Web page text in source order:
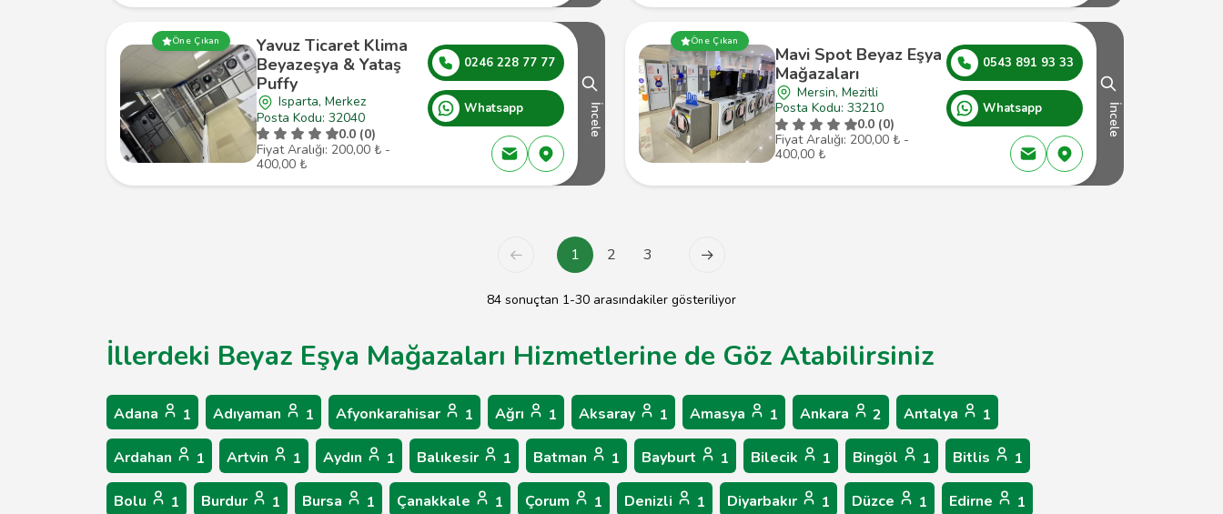
Öne Çıkan
Yavuz Ticaret Klima
Beyazeşya & Yataş
Puffy
Isparta, Merkez
Posta Kodu: 32040
0.0 (0)
Fiyat Aralığı: 200,00 ₺ -
400,00 ₺
0246 228 77 77
Whatsapp İncele
Öne Çıkan
Mavi Spot Beyaz Eşya
Mağazaları
Mersin, Mezitli
Posta Kodu: 33210
0.0 (0)
Fiyat Aralığı: 200,00 ₺ -
400,00 ₺
0543 891 93 33
Whatsapp İncele
1 2 3
84 sonuçtan 1-30 arasındakiler gösteriliyor
İllerdeki Beyaz Eşya Mağazaları Hizmetlerine de Göz Atabilirsiniz
Adana 1 Adıyaman 1 Afyonkarahisar 1 Ağrı 1 Aksaray 1 Amasya 1 Ankara 2 Antalya 1
Ardahan 1 Artvin 1 Aydın 1 Balıkesir 1 Batman 1 Bayburt 1 Bilecik 1 Bingöl 1 Bitlis 1
Bolu 1 Burdur 1 Bursa 1 Çanakkale 1 Çorum 1 Denizli 1 Diyarbakır 1 Düzce 1 Edirne 1